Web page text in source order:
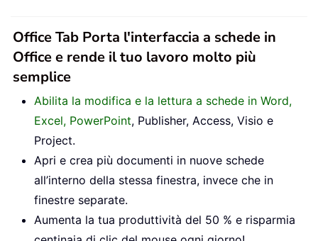
Office Tab Porta l'interfaccia a schede in
Office e rende il tuo lavoro molto più
semplice
Abilita la modifica e la lettura a schede in Word,
Excel, PowerPoint, Publisher, Access, Visio e
Project.
Apri e crea più documenti in nuove schede
all’interno della stessa finestra, invece che in
finestre separate.
Aumenta la tua produttività del 50 % e risparmia